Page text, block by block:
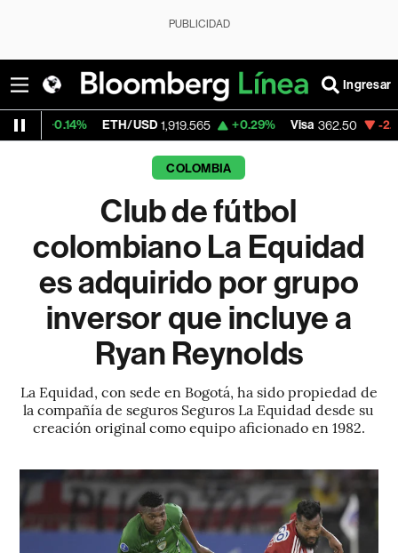
PUBLICIDAD
Ingresar
ETH/USD 1,919.565 +0.29% Visa 362.50 -2.15%
COLOMBIA
Club de fútbol
colombiano La Equidad
es adquirido por grupo
inversor que incluye a
Ryan Reynolds
La Equidad, con sede en Bogotá, ha sido propiedad de
la compañía de seguros Seguros La Equidad desde su
creación original como equipo aficionado en 1982.